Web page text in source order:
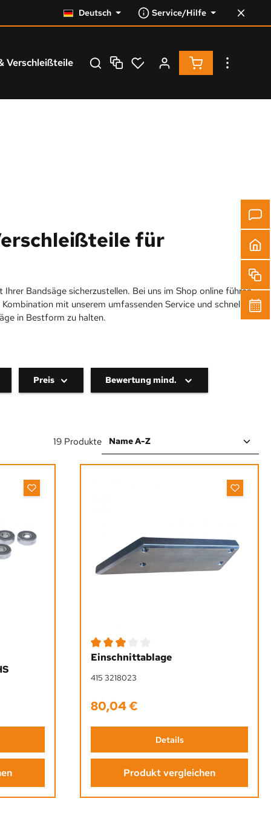
Deutsch Service/Hilfe
Verschleißteile Service % Resale %Warenkorb
für
Bandsäge sicherzustellen. Bei uns im Shop online führen
mit unserem umfassenden Service und schnellen
in Bestform zu halten.
Preis Bewertung mind.
19 Produkte
Durchschnittliche Bewertung von 3 von 5
Einschnittablage
415 3218023
Regulärer Preis:
80,04 €
Details
Produkt vergleichen